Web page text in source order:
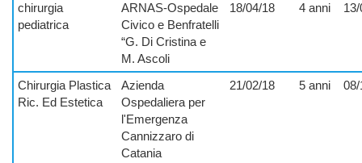
chirurgia
pediatrica
ARNAS-Ospedale
Civico e Benfratelli
“G. Di Cristina e
M. Ascoli
18/04/18 4 anni
Chirurgia Plastica
Ric. Ed Estetica
Azienda
Ospedaliera per
l'Emergenza
Cannizzaro di
Catania
21/02/18 5 anni 08/